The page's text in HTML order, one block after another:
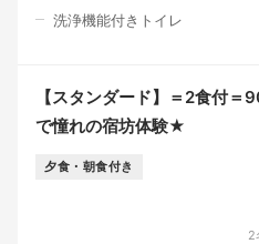
洗浄機能付きトイレ
【スタンダード】＝2食付
で憧れの宿坊体験★
夕食・朝食付き
2